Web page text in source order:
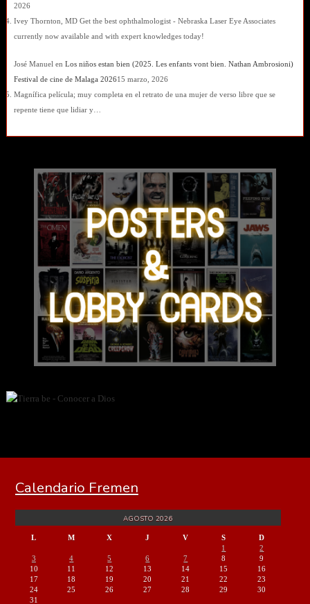
2026
Ivey Thornton, MD Get the best ophthalmologist - Nebraska Laser Eye Associates
currently now available and with expert knowledges today!
José Manuel en Los niños estan bien (2025. Les enfants vont bien. Nathan Ambrosioni)
Festival de cine de Malaga 202615 marzo, 2026
Magnífica película; muy completa en el retrato de una mujer de verso libre que se
repente tiene que lidiar y…
Calendario Fremen
AGOSTO 2026
L M X J V S
D
1
2
3
4 5 6 7 8
9
10
11 12 13 14 15
16
17
18 19 20 21 22
23
24
25 26 27 28 29
30
31